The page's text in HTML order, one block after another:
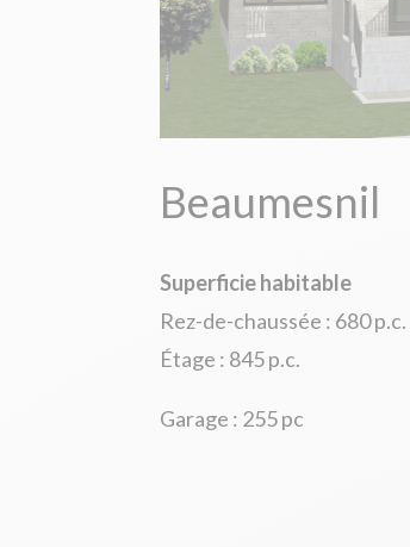
Beaumesnil
Superficie habitable
Rez-de-chaussée : 680 p.c.
Étage : 845 p.c.
Garage : 255 pc